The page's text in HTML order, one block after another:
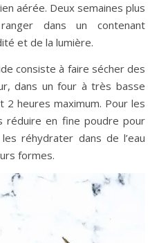
aérée. Deux semaines plus
dans un contenant
et de la lumière.
consiste à faire sécher des
dans un four à très basse
2 heures maximum. Pour les
réduire en fine poudre pour
réhydrater dans de l’eau
formes.